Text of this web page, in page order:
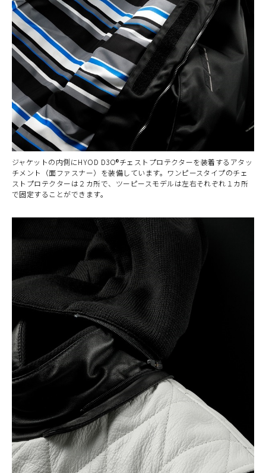
ジャケットの内側にHYOD D3O®チェストプロテクターを装着するアタッ
チメント（面ファスナー）を装備しています。ワンピースタイプのチェ
ストプロテクターは２カ所で、ツーピースモデルは左右それぞれ１カ所
で固定することができます。